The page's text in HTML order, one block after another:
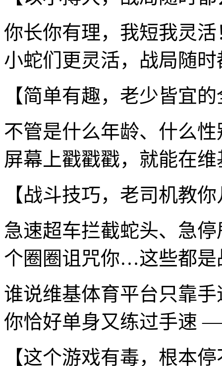
你长你有理，我短我灵
小蛇们更灵活，战局随
【简单有趣，老少皆宜
不管是什么年龄、什么
屏幕上戳戳戳，就能在
【战斗技巧，老司机教
急速超车拦截蛇头、急
个圈圈诅咒你…这些都是
谁说维基体育平台只靠
你恰好单身又练过手速
【这个游戏有毒，根本